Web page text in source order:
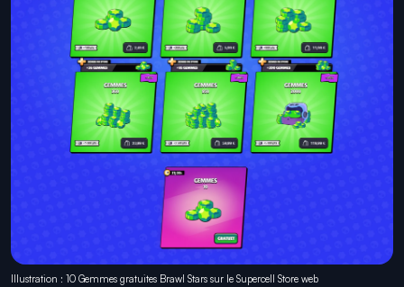
Illustration : 10 Gemmes gratuites Brawl Stars sur le Supercell Store web